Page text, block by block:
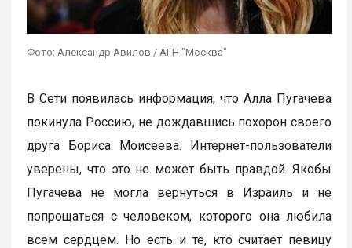
Фото: Александр Авилов / АГН "Москва"
В Сети появилась информация, что Алла Пугачева
покинула Россию, не дождавшись похорон своего
друга Бориса Моисеева. Интернет-пользователи
уверены, что это не может быть правдой. Якобы
Пугачева не могла вернуться в Израиль и не
попрощаться с человеком, которого она любила
всем сердцем. Но есть и те, кто считает певицу